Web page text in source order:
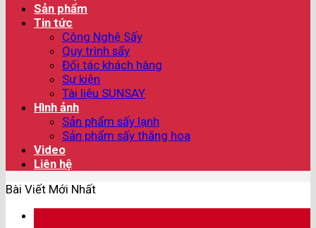
Sản phẩm
Tin tức
Công Nghệ Sấy
Quy trình sấy
Đối tác khách hàng
Sự kiện
Tài liệu SUNSAY
Hình ảnh
Sản phẩm sấy lạnh
Sản phẩm sấy thăng hoa
Video
Liên hệ
Bài Viết Mới Nhất